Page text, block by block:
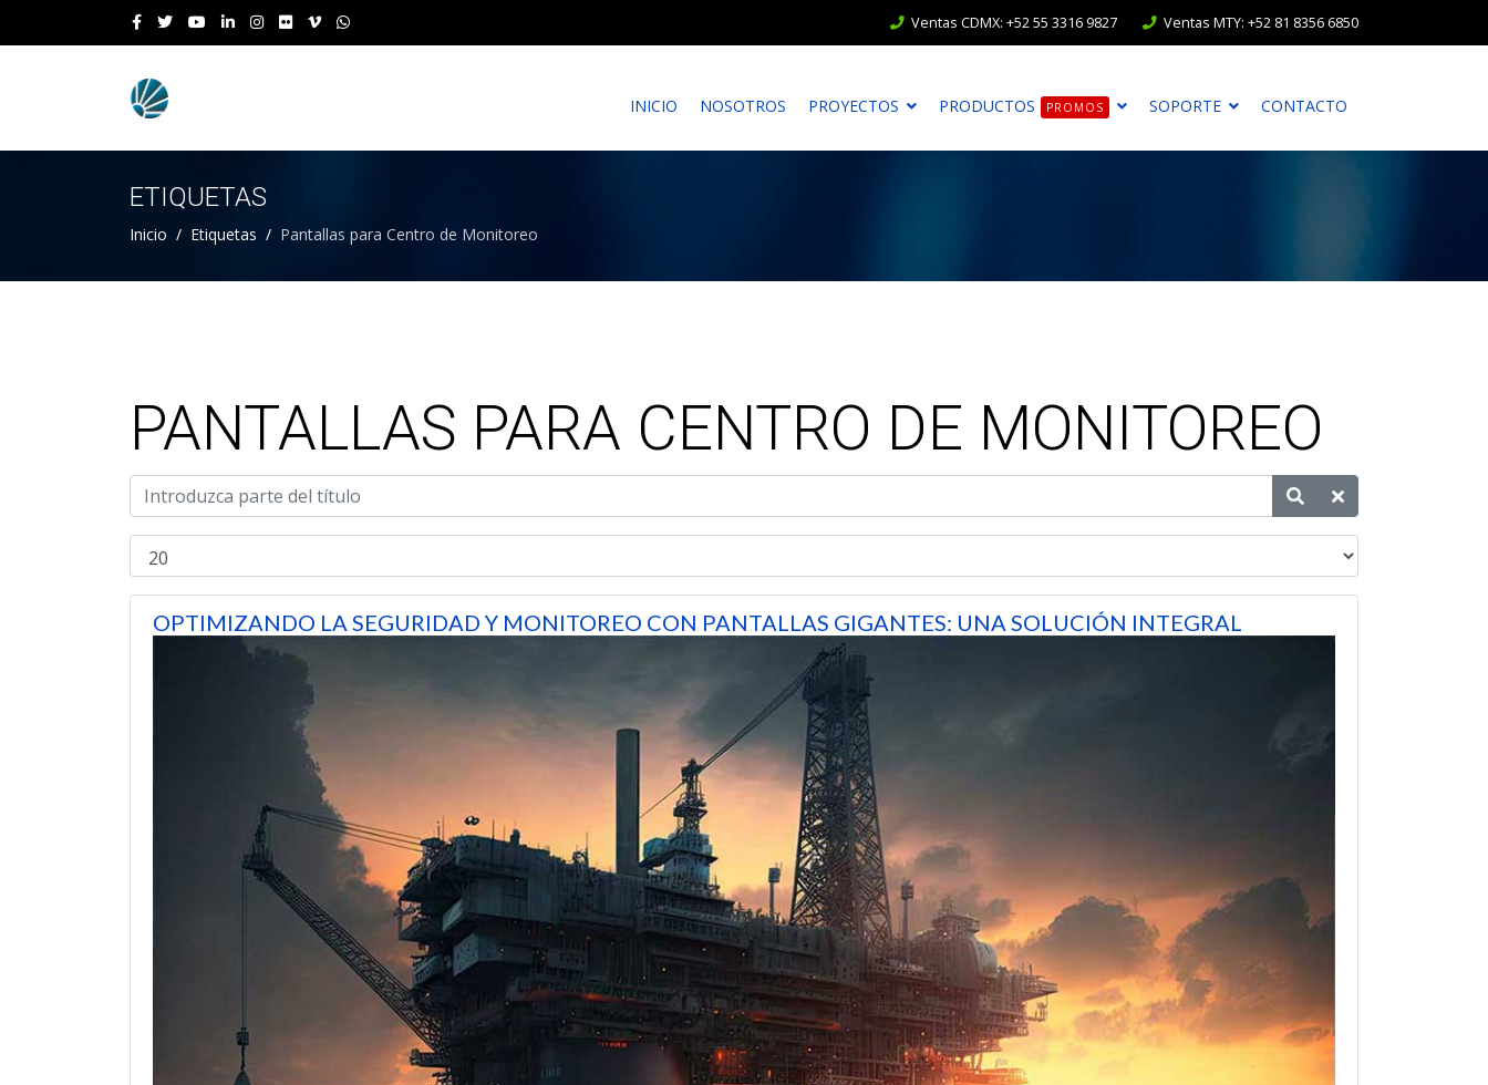
Ventas CDMX: +52 55 3316 9827 Ventas MTY: +52 81 8356 6850
INICIO NOSOTROS PROYECTOS PRODUCTOS PROMOS SOPORTE CONTACTO
ETIQUETAS
Inicio Etiquetas Pantallas para Centro de Monitoreo
PANTALLAS PARA CENTRO DE MONITOREO
OPTIMIZANDO LA SEGURIDAD Y MONITOREO CON PANTALLAS GIGANTES: UNA SOLUCIÓN INTEGRAL